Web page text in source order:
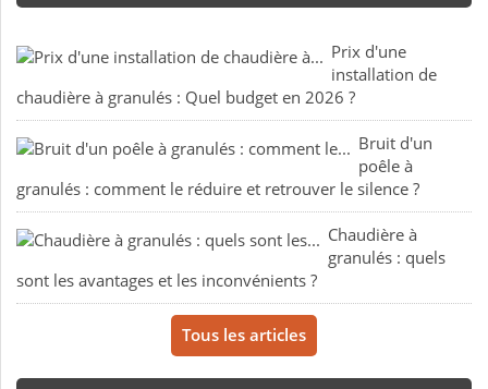
Prix d'une
installation de
chaudière à granulés : Quel budget en 2026 ?
Bruit d'un
poêle à
granulés : comment le réduire et retrouver le silence ?
Chaudière à
granulés : quels
sont les avantages et les inconvénients ?
Tous les articles